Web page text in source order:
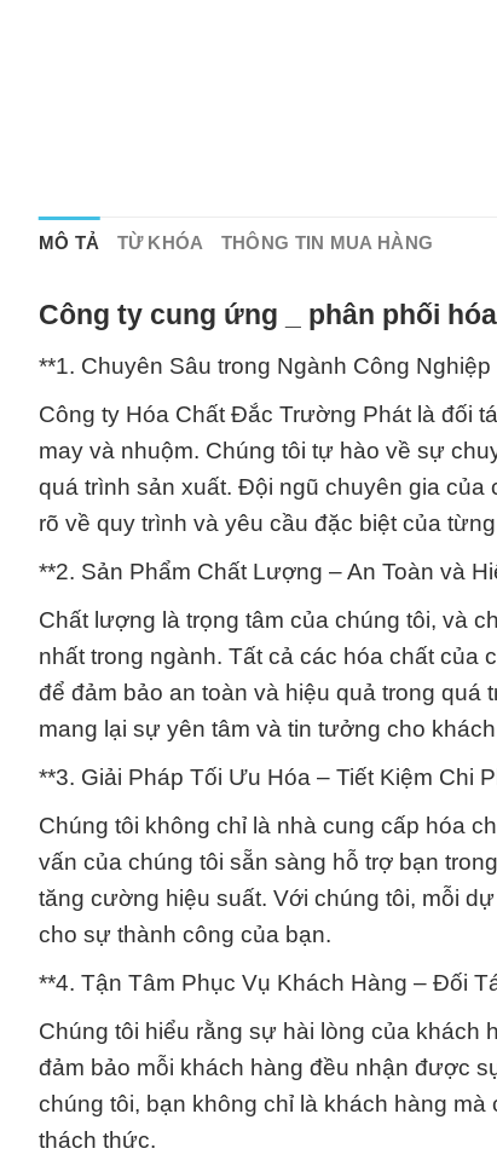
MÔ TẢ TỪ KHÓA THÔNG TIN MUA HÀNG
Công ty cung ứng _ phân phối
**1. Chuyên Sâu trong Ngành Công
Công ty Hóa Chất Đắc Trường Phát là đối
may và nhuộm. Chúng tôi tự hào về sự
quá trình sản xuất. Đội ngũ chuyên gia
rõ về quy trình và yêu cầu đặc biệt của
**2. Sản Phẩm Chất Lượng – An Toàn và
Chất lượng là trọng tâm của chúng tôi, và
nhất trong ngành. Tất cả các hóa chất
để đảm bảo an toàn và hiệu quả trong quá
mang lại sự yên tâm và tin tưởng cho
**3. Giải Pháp Tối Ưu Hóa – Tiết Kiệm Chi
Chúng tôi không chỉ là nhà cung cấp hóa
vấn của chúng tôi sẵn sàng hỗ trợ bạn
tăng cường hiệu suất. Với chúng tôi, mỗi
cho sự thành công của bạn.
**4. Tận Tâm Phục Vụ Khách Hàng – Đối
Chúng tôi hiểu rằng sự hài lòng của khách
đảm bảo mỗi khách hàng đều nhận được
chúng tôi, bạn không chỉ là khách hàng
thách thức.